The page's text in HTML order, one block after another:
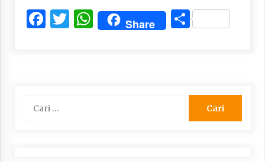
Facebook
Twitter
WhatsApp
Share Share
untuk: